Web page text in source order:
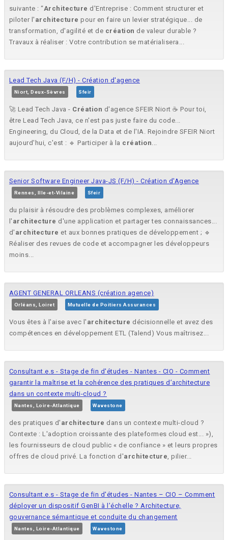
suivante : “Architecture d'Entreprise : Comment structurer et
piloter l' architecture pour en faire un levier stratégique... de
transformation, d'agilité et de création de valeur durable ?
Travaux à réaliser : Votre contribution se matérialisera...
Lead Tech Java (F/H) - Création d'agence
Niort, Deux-Sèvres Sfeir
🚀 Lead Tech Java - Création d'agence SFEIR Niort ☕ Pour toi,
être Lead Tech Java, ce n'est pas juste faire du code...
Engineering, du Cloud, de la Data et de l'IA. Rejoindre SFEIR Niort
aujourd'hui, c'est : 🔹 Participer à la création...
Senior Software Engineer Java-JS (F/H) - Création d'Agence
Rennes, Ille-et-Vilaine Sfeir
du plaisir à résoudre des problèmes complexes, améliorer
l' architecture d'une application et partager tes connaissances...
d' architecture et aux bonnes pratiques de développement ; 🔹
Réaliser des revues de code et accompagner les développeurs
moins...
AGENT GENERAL ORLEANS (création agence)
Orléans, Loiret Mutuelle de Poitiers Assurances
Vous êtes à l'aise avec l' architecture décisionnelle et avez des
compétences en développement ETL (Talend) Vous maîtrisez...
Consultant.e.s - Stage de fin d'études - Nantes - CIO - Comment
garantir la maîtrise et la cohérence des pratiques d’architecture
dans un contexte multi-cloud ?
Nantes, Loire-Atlantique Wavestone
des pratiques d' architecture dans un contexte multi-cloud ?
Contexte : L'adoption croissante des plateformes cloud est... »),
les fournisseurs de cloud public « de confiance » et leurs propres
offres de cloud privé. La fonction d'architecture, pilier...
Consultant.e.s - Stage de fin d'études - Nantes – CIO – Comment
déployer un dispositif GenBI à l’échelle ? Architecture,
gouvernance sémantique et conduite du changement
Nantes, Loire-Atlantique Wavestone